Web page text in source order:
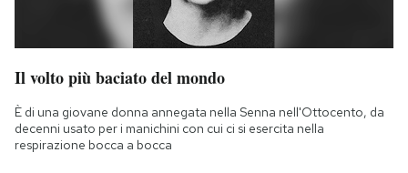
Il volto più baciato del mondo
È di una giovane donna annegata nella Senna nell'Ottocento, da
decenni usato per i manichini con cui ci si esercita nella
respirazione bocca a bocca